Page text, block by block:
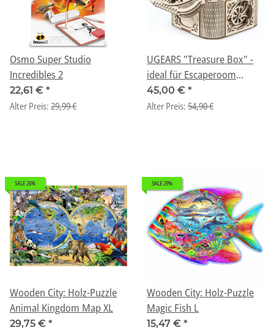
Osmo Super Studio
Incredibles 2
22,61 € *
Alter Preis: 29,99 €
UGEARS "Treasure Box" -
ideal für Escaperoom
Aufgaben
45,00 € *
Alter Preis: 54,90 €
SALE 26%
Wooden City: Holz-Puzzle
Animal Kingdom Map XL
29,75 € *
SALE 29%
Wooden City: Holz-Puzzle
Magic Fish L
15,47 € *